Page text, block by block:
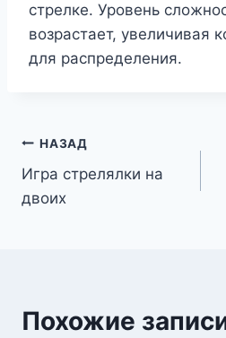
стрелке. Уровень
возрастает, увеличивая
для распределения.
Навигация
по
НАЗАД
Игра стрелялки на
двоих
Похожие